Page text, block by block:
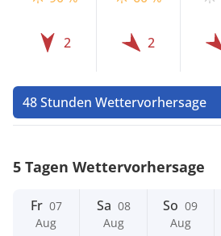
2 2
48 Stunden Wettervorhersage
5 Tagen Wettervorhersage
Fr 07
Aug
Sa 08
Aug
So 09
Aug